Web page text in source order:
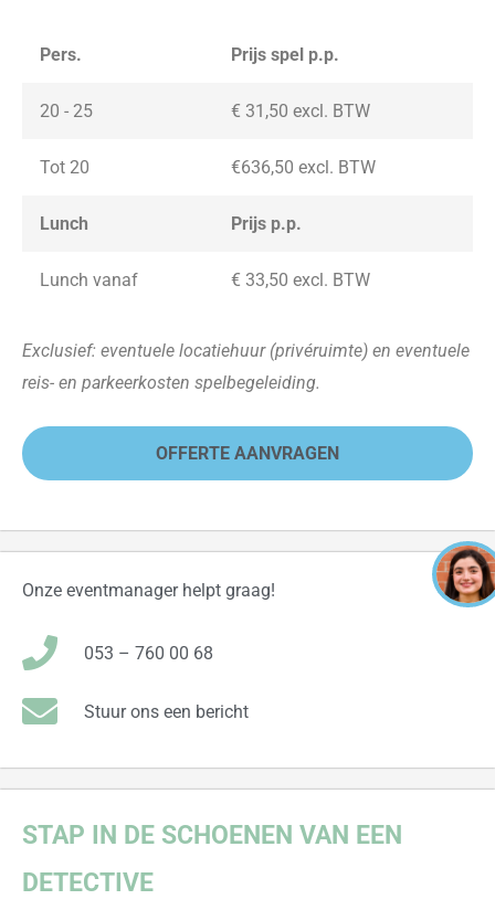
Pers. Prijs spel p.p.
20 - 25 € 31,50 excl. BTW
Tot 20 €636,50 excl. BTW
Lunch Prijs p.p.
Lunch vanaf € 33,50 excl. BTW
Exclusief: eventuele locatiehuur (privéruimte) en eventuele
reis- en parkeerkosten spelbegeleiding.
OFFERTE AANVRAGEN
Onze eventmanager helpt graag!
053 – 760 00 68
Stuur ons een bericht
STAP IN DE SCHOENEN VAN EEN
DETECTIVE